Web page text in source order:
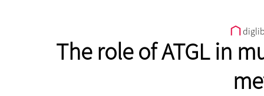
The role of ATGL in